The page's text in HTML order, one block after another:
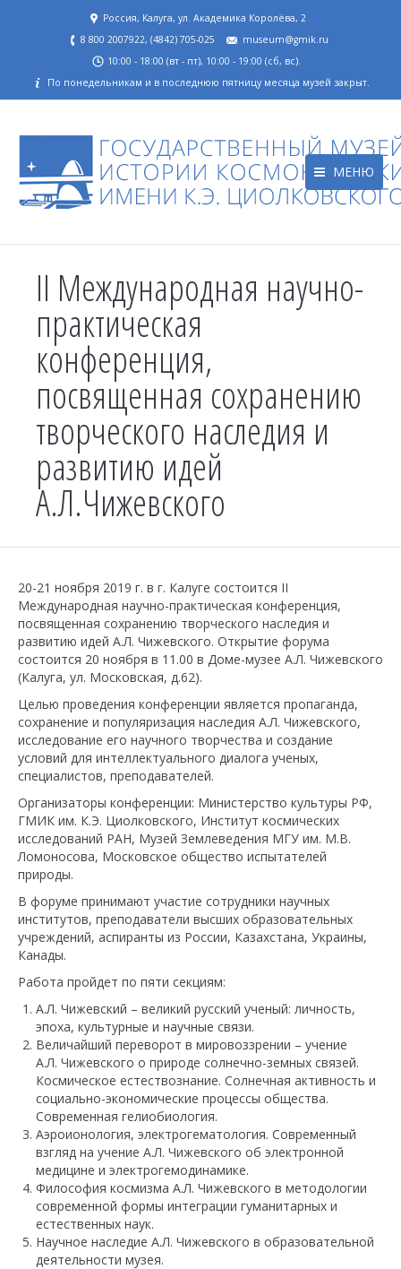
Россия, Калуга, ул. Академика Королёва, 2
8 800 2007922, (4842) 705-025
museum@gmik.ru
10:00 - 18:00 (вт - пт), 10:00 - 19:00 (сб, вс).
По понедельникам и в последнюю пятницу месяца музей закрыт.
МЕНЮ
II Международная научно-
практическая
конференция,
посвященная сохранению
творческого наследия и
развитию идей
А.Л.Чижевского
20-21 ноября 2019 г. в г. Калуге состоится II
Международная научно-практическая конференция,
посвященная сохранению творческого наследия и
развитию идей А.Л. Чижевского. Открытие форума
состоится 20 ноября в 11.00 в Доме-музее А.Л. Чижевского
(Калуга, ул. Московская, д.62).
Целью проведения конференции является пропаганда,
сохранение и популяризация наследия А.Л. Чижевского,
исследование его научного творчества и создание
условий для интеллектуального диалога ученых,
специалистов, преподавателей.
Организаторы конференции: Министерство культуры РФ,
ГМИК им. К.Э. Циолковского, Институт космических
исследований РАН, Музей Землеведения МГУ им. М.В.
Ломоносова, Московское общество испытателей
природы.
В форуме принимают участие сотрудники научных
институтов, преподаватели высших образовательных
учреждений, аспиранты из России, Казахстана, Украины,
Канады.
Работа пройдет по пяти секциям:
А.Л. Чижевский – великий русский ученый: личность,
эпоха, культурные и научные связи.
Величайший переворот в мировоззрении – учение
А.Л. Чижевского о природе солнечно-земных связей.
Космическое естествознание. Солнечная активность и
социально-экономические процессы общества.
Современная гелиобиология.
Аэроионология, электрогематология. Современный
взгляд на учение А.Л. Чижевского об электронной
медицине и электрогемодинамике.
Философия космизма А.Л. Чижевского в методологии
современной формы интеграции гуманитарных и
естественных наук.
Научное наследие А.Л. Чижевского в образовательной
деятельности музея.